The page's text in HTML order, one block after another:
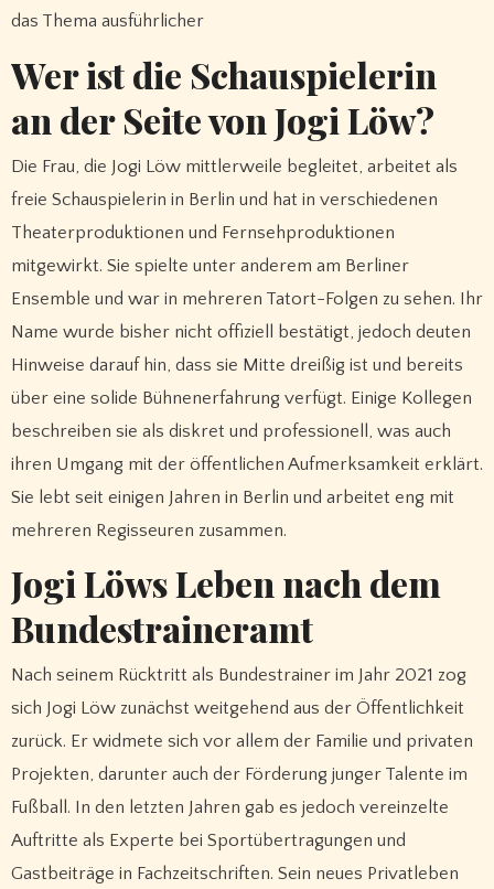
das Thema ausführlicher
Wer ist die Schauspielerin
an der Seite von Jogi Löw?
Die Frau, die Jogi Löw mittlerweile begleitet, arbeitet als
freie Schauspielerin in Berlin und hat in verschiedenen
Theaterproduktionen und Fernsehproduktionen
mitgewirkt. Sie spielte unter anderem am Berliner
Ensemble und war in mehreren Tatort-Folgen zu sehen. Ihr
Name wurde bisher nicht offiziell bestätigt, jedoch deuten
Hinweise darauf hin, dass sie Mitte dreißig ist und bereits
über eine solide Bühnenerfahrung verfügt. Einige Kollegen
beschreiben sie als diskret und professionell, was auch
ihren Umgang mit der öffentlichen Aufmerksamkeit erklärt.
Sie lebt seit einigen Jahren in Berlin und arbeitet eng mit
mehreren Regisseuren zusammen.
Jogi Löws Leben nach dem
Bundestraineramt
Nach seinem Rücktritt als Bundestrainer im Jahr 2021 zog
sich Jogi Löw zunächst weitgehend aus der Öffentlichkeit
zurück. Er widmete sich vor allem der Familie und privaten
Projekten, darunter auch der Förderung junger Talente im
Fußball. In den letzten Jahren gab es jedoch vereinzelte
Auftritte als Experte bei Sportübertragungen und
Gastbeiträge in Fachzeitschriften. Sein neues Privatleben